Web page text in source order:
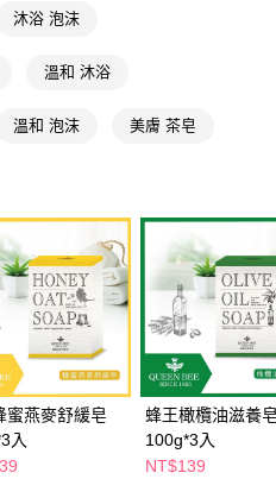
款。
知簡訊。
，方視為交易完成。
繳費，但若您需要取消訂單，請聯絡
訂單仍視為有效，需透過AFTEE先享
」之結帳頁面顯示為準，若有關於
相關疑問，請聯繫「AFTEE先享後付
support/home
之「AFTEE先享後付」服務完成之交
資料，並將交易相關給付款項請求債
運費
運費
運費
運費
運費
沐浴 泡沫
溫和 沐浴
溫和 泡沫 美膚 茶皂
蜜燕麥舒緩皂
入
蜂王橄欖油滋養
100g*3入
NT$139